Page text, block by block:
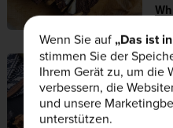
Wenn Sie auf „Das ist
stimmen Sie der
Ihrem Gerät zu, um die
verbessern, die
und unsere
unterstützen.